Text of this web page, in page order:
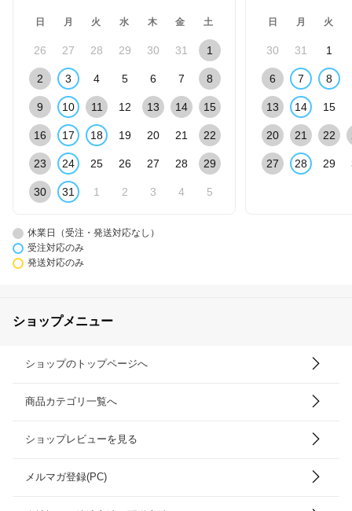
日 月 火 水 木 金 土
26 27 28 29 30 31 1
2 3 4 5 6 7 8
9 10 11 12 13 14 15
16 17 18 19 20 21 22
23 24 25 26 27 28 29
30 31 1 2 3 4 5
日 月 火
30 31 1
6 7 8
13 14 15
20 21 22
27 28 29
休業日（受注・発送対応なし）
受注対応のみ
発送対応のみ
ショップメニュー
ショップのトップページへ
商品カテゴリ一覧へ
ショップレビューを見る
メルマガ登録(PC)